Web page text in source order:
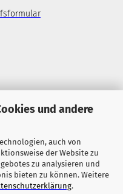
und andere
auch von
der Website zu
zu analysieren und
bieten zu können. Weitere
.